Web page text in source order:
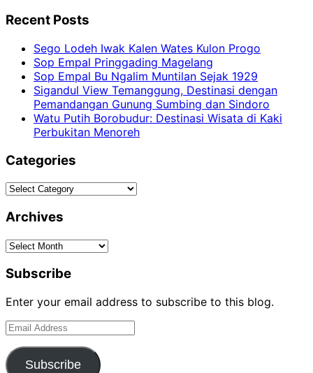
Recent Posts
Sego Lodeh Iwak Kalen Wates Kulon Progo
Sop Empal Pringgading Magelang
Sop Empal Bu Ngalim Muntilan Sejak 1929
Sigandul View Temanggung, Destinasi dengan
Pemandangan Gunung Sumbing dan Sindoro
Watu Putih Borobudur: Destinasi Wisata di Kaki
Perbukitan Menoreh
Categories
Categories
Archives
Archives
Subscribe
Enter your email address to subscribe to this blog.
Email
Subscribe